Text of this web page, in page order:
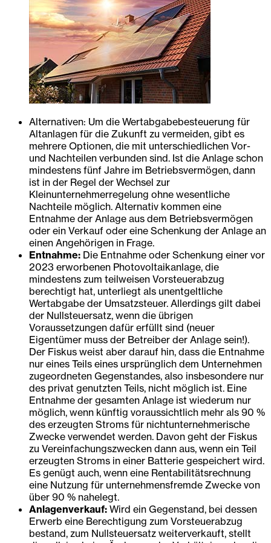
Alternativen: Um die Wertabgabebesteuerung für
Altanlagen für die Zukunft zu vermeiden, gibt es
mehrere Optionen, die mit unterschiedlichen Vor-
und Nachteilen verbunden sind. Ist die Anlage schon
mindestens fünf Jahre im Betriebsvermögen, dann
ist in der Regel der Wechsel zur
Kleinunternehmerregelung ohne wesentliche
Nachteile möglich. Alternativ kommen eine
Entnahme der Anlage aus dem Betriebsvermögen
oder ein Verkauf oder eine Schenkung der Anlage an
einen Angehörigen in Frage.
Entnahme: Die Entnahme oder Schenkung einer vor
2023 erworbenen Photovoltaikanlage, die
mindestens zum teilweisen Vorsteuerabzug
berechtigt hat, unterliegt als unentgeltliche
Wertabgabe der Umsatzsteuer. Allerdings gilt dabei
der Nullsteuersatz, wenn die übrigen
Voraussetzungen dafür erfüllt sind (neuer
Eigentümer muss der Betreiber der Anlage sein!).
Der Fiskus weist aber darauf hin, dass die Entnahme
nur eines Teils eines ursprünglich dem Unternehmen
zugeordneten Gegenstandes, also insbesondere nur
des privat genutzten Teils, nicht möglich ist. Eine
Entnahme der gesamten Anlage ist wiederum nur
möglich, wenn künftig voraussichtlich mehr als 90 %
des erzeugten Stroms für nichtunternehmerische
Zwecke verwendet werden. Davon geht der Fiskus
zu Vereinfachungszwecken dann aus, wenn ein Teil
erzeugten Stroms in einer Batterie gespeichert wird.
Es genügt auch, wenn eine Rentabilitätsrechnung
eine Nutzung für unternehmensfremde Zwecke von
über 90 % nahelegt.
Anlagenverkauf: Wird ein Gegenstand, bei dessen
Erwerb eine Berechtigung zum Vorsteuerabzug
bestand, zum Nullsteuersatz weiterverkauft, stellt